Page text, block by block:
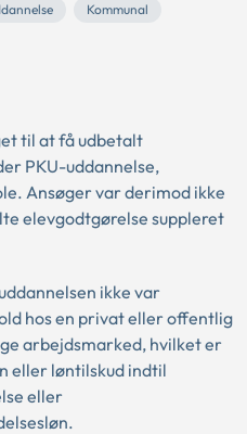
Kommunal
til at få udbetalt
PKU-uddannelse,
Ansøger var derimod ikke
elevgodtgørelse suppleret
ikke var
hos en privat eller offentlig
arbejdsmarked, hvilket er
eller løntilskud indtil
eller